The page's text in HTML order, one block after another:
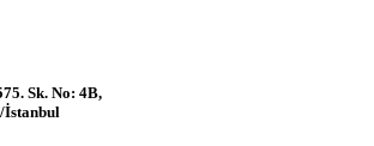
Sk. No: 4B,
İstanbul